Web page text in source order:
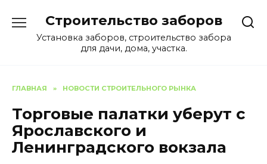
содержанию
Строительство заборов
Установка заборов, строительство забора
для дачи, дома, участка.
ГЛАВНАЯ » НОВОСТИ СТРОИТЕЛЬНОГО РЫНКА
Торговые палатки уберут с
Ярославского и
Ленинградского вокзала